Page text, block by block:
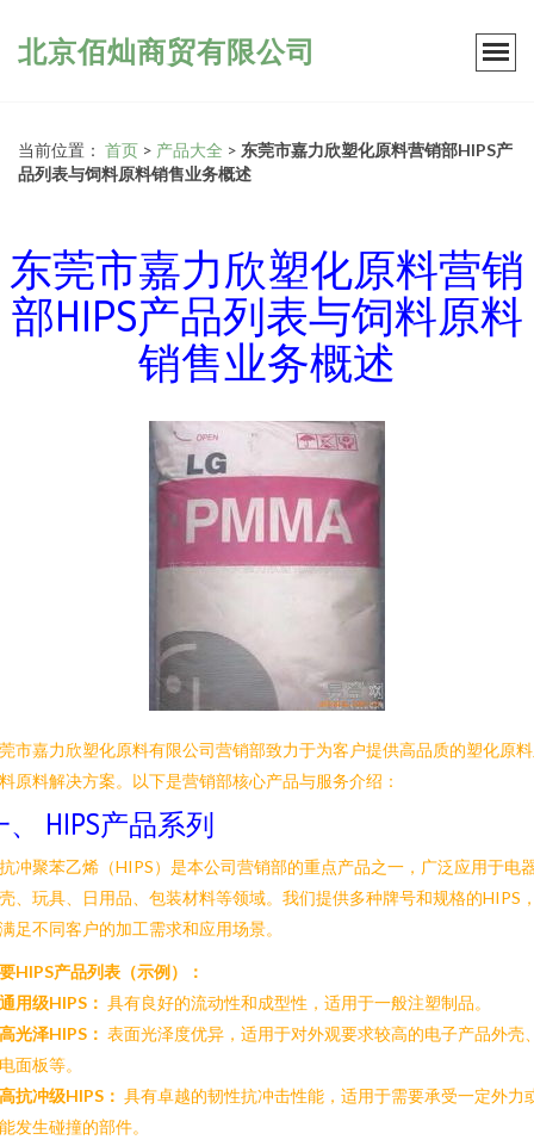
北京佰灿商贸有限公司
当前位置： 首页 > 产品大全 > 东莞市嘉力欣塑化原料营销部HIPS产
品列表与饲料原料销售业务概述
东莞市嘉力欣塑化原料营销
部HIPS产品列表与饲料原料
销售业务概述
市嘉力欣塑化原料有限公司营销部致力于为客户提供高品质的塑化原
原料解决方案。以下是营销部核心产品与服务介绍：
、 HIPS产品系列
冲聚苯乙烯（HIPS）是本公司营销部的重点产品之一，广泛应用于电
、玩具、日用品、包装材料等领域。我们提供多种牌号和规格的HIPS
足不同客户的加工需求和应用场景。
HIPS产品列表（示例）：
通用级HIPS： 具有良好的流动性和成型性，适用于一般注塑制品。
高光泽HIPS： 表面光泽度优异，适用于对外观要求较高的电子产品外壳
面板等。
高抗冲级HIPS： 具有卓越的韧性抗冲击性能，适用于需要承受一定外力
发生碰撞的部件。